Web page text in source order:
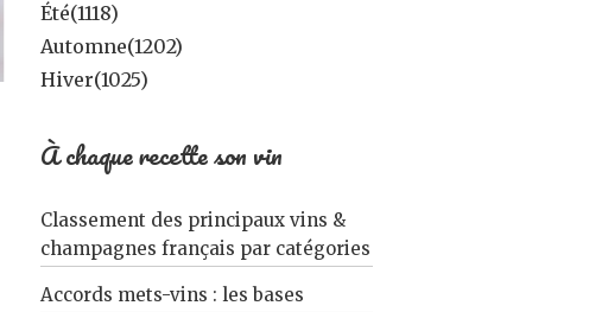
Été(1118)
Automne(1202)
Hiver(1025)
À chaque recette son vin
Classement des principaux vins &
champagnes français par catégories
Accords mets-vins : les bases